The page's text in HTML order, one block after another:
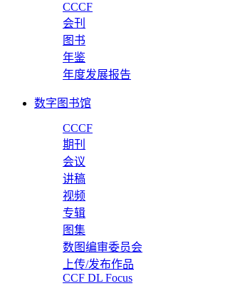
CCCF
会刊
图书
年鉴
年度发展报告
数字图书馆
CCCF
期刊
会议
讲稿
视频
专辑
图集
数图编审委员会
上传/发布作品
CCF DL Focus